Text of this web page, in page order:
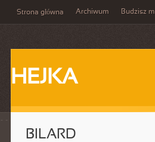
Strona główna Archiwum Budzisz
HEJKA
BILARD